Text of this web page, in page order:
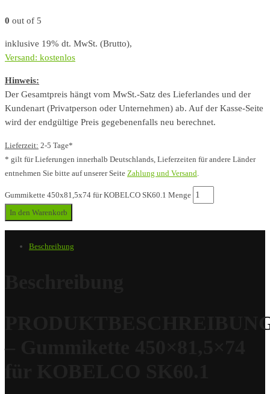
0 out of 5
inklusive 19% dt. MwSt. (Brutto),
Versand: kostenlos
Hinweis:
Der Gesamtpreis hängt vom MwSt.-Satz des Lieferlandes und der
Kundenart (Privatperson oder Unternehmen) ab. Auf der Kasse-Seite
wird der endgültige Preis gegebenenfalls neu berechnet.
Lieferzeit: 2-5 Tage*
* gilt für Lieferungen innerhalb Deutschlands, Lieferzeiten für andere Länder
entnehmen Sie bitte auf unserer Seite Zahlung und Versand
Gummikette 450x81,5x74 für KOBELCO SK60.1 Menge
In den Warenkorb
Beschreibung